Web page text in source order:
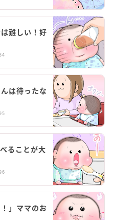
難しい！好
は待ったな
ることが大
」ママのお